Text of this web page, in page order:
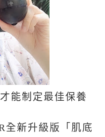
能制定最佳保養
全新升級版「肌底